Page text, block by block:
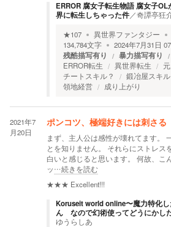
ERROR 腐女子転生物語 腐女子
界に転生しちゃった件／奇譚亭狂
★107 異世界ファンタジー
134,784文字 2024年7月31日
残酷描写有り 暴力描写有り
ERROR転生 異世界転生
チートスキル？
鍛冶屋スキル
領地経営
成り上がり
2021年7
月20日
ポンコツ、極端好きには刺さる
まず、主人公は感性が壊れてます。
とを知りません。 それらにストレス
白いと感じると思います。 何故、こ
ッ…続きを読む
★★★ Excellent!!!
Koruseit world online〜魔力特化
ん なので幻術使ってどうにかし
ゆうらしあ